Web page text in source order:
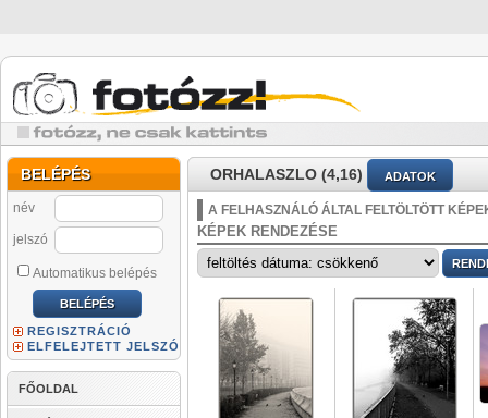
BELÉPÉS
név
jelszó
Automatikus belépés
REGISZTRÁCIÓ
ELFELEJTETT JELSZÓ
FŐOLDAL
ORHALASZLO (4,16) ADATOK
A FELHASZNÁLÓ ÁLTAL FELTÖLTÖTT
KÉPEK RENDEZÉSE